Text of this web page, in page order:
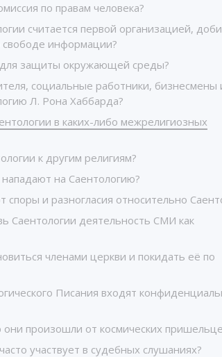
по правам человека?
считается первой организацией,
свободе информации?
для защиты окружающей среды?
социальные работники,
Л. Рона Хаббарда?
в каких-либо межрелигиозных
к другим религиям?
на Саентологию?
споры и разногласия относительно
Саентологии деятельность СМИ как
членами церкви и покидать её по
Писания входят
они произошли от космических
участвует в судебных слушаниях?